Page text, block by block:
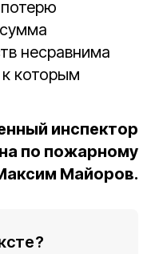
несравнима
которым
инспектор
по пожарному
Майоров.